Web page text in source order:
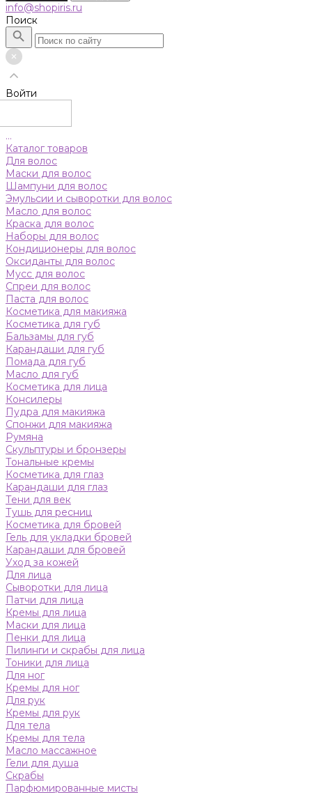
info@shopiris.ru
Поиск
Войти
...
Каталог товаров
Для волос
Маски для волос
Шампуни для волос
Эмульсии и сыворотки для волос
Масло для волос
Краска для волос
Наборы для волос
Кондиционеры для волос
Оксиданты для волос
Мусс для волос
Спреи для волос
Паста для волос
Косметика для макияжа
Косметика для губ
Бальзамы для губ
Карандаши для губ
Помада для губ
Масло для губ
Косметика для лица
Консилеры
Пудра для макияжа
Спонжи для макияжа
Румяна
Скульптуры и бронзеры
Тональные кремы
Косметика для глаз
Карандаши для глаз
Тени для век
Тушь для ресниц
Косметика для бровей
Гель для укладки бровей
Карандаши для бровей
Уход за кожей
Для лица
Сыворотки для лица
Патчи для лица
Кремы для лица
Маски для лица
Пенки для лица
Пилинги и скрабы для лица
Тоники для лица
Для ног
Кремы для ног
Для рук
Кремы для рук
Для тела
Кремы для тела
Масло массажное
Гели для душа
Скрабы
Парфюмированные мисты